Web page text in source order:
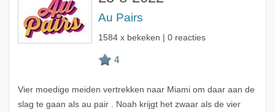
Au Pairs
1584 x bekeken | 0 reacties
Vier moedige meiden vertrekken naar Miami om daar aan de
slag te gaan als au pair . Noah krijgt het zwaar als de vier